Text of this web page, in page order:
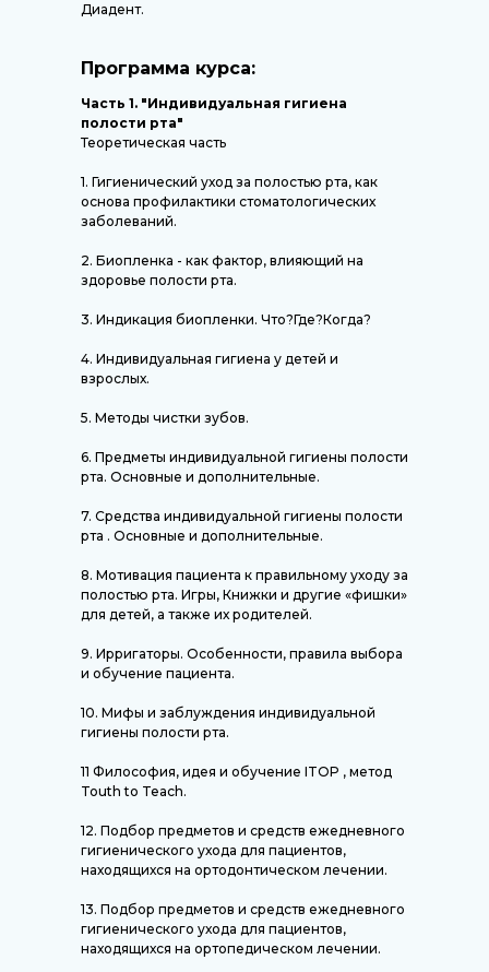
Программа курса:
Часть 1. "Индивидуальная гигиена
полости рта"
Теоретическая часть
1. Гигиенический уход за полостью рта, как
основа профилактики стоматологических
заболеваний.
2. Биопленка - как фактор, влияющий на
здоровье полости рта.
3. Индикация биопленки. Что?Где?Когда?
4. Индивидуальная гигиена у детей и
взрослых.
5. Методы чистки зубов.
6. Предметы индивидуальной гигиены полости
рта. Основные и дополнительные.
7. Средства индивидуальной гигиены полости
рта . Основные и дополнительные.
8. Мотивация пациента к правильному уходу за
полостью рта. Игры, Книжки и другие «фишки»
для детей, а также их родителей.
9. Ирригаторы. Особенности, правила выбора
и обучение пациента.
10. Мифы и заблуждения индивидуальной
гигиены полости рта.
11 Философия, идея и обучение ITOP , метод
Touth to Teach.
12. Подбор предметов и средств ежедневного
гигиенического ухода для пациентов,
находящихся на ортодонтическом лечении.
13. Подбор предметов и средств ежедневного
гигиенического ухода для пациентов,
находящихся на ортопедическом лечении.
Диадент.